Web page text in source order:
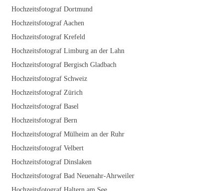
Hochzeitsfotograf Dortmund
Hochzeitsfotograf Aachen
Hochzeitsfotograf Krefeld
Hochzeitsfotograf Limburg an der Lahn
Hochzeitsfotograf Bergisch Gladbach
Hochzeitsfotograf Schweiz
Hochzeitsfotograf Zürich
Hochzeitsfotograf Basel
Hochzeitsfotograf Bern
Hochzeitsfotograf Mülheim an der Ruhr
Hochzeitsfotograf Velbert
Hochzeitsfotograf Dinslaken
Hochzeitsfotograf Bad Neuenahr-Ahrweiler